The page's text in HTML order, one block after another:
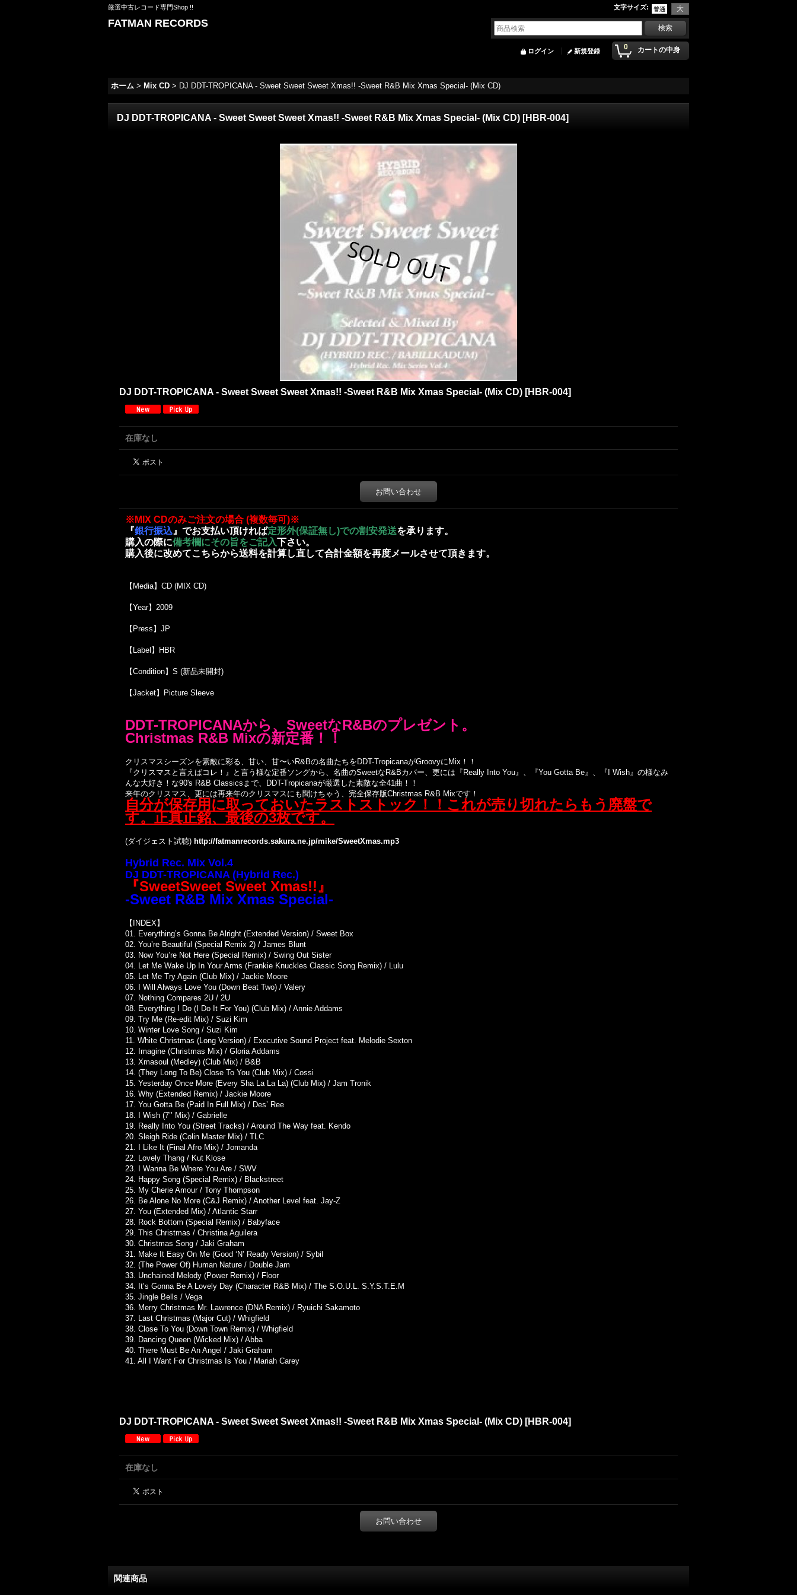
厳選中古レコード専門Shop !! 文字サイズ:
FATMAN RECORDS
0 カートの中身
ログイン 新規登録
ホーム > Mix CD > DJ DDT-TROPICANA - Sweet Sweet Sweet Xmas!! -Sweet R&B Mix Xmas Special- (Mix CD)
DJ DDT-TROPICANA - Sweet Sweet Sweet Xmas!! -Sweet R&B Mix Xmas Special- (Mix CD) [HBR-004]
DJ DDT-TROPICANA - Sweet Sweet Sweet Xmas!! -Sweet R&B Mix Xmas Special- (Mix CD) [HBR-004]
在庫なし
お問い合わせ
※MIX CDのみご注文の場合 (複数毎可)※
『銀行振込 』でお支払い頂ければ定形外(保証無し)での割安発送を承ります。
購入の際に備考欄にその旨をご記入下さい。
購入後に改めてこちらから送料を計算し直して合計金額を再度メールさせて頂きます。
【Media】CD (MIX CD)
【Year】2009
【Press】JP
【Label】HBR
【Condition】S (新品未開封)
【Jacket】Picture Sleeve
DDT-TROPICANAから、SweetなR&Bのプレゼント。
Christmas R&B Mixの新定番！！
クリスマスシーズンを素敵に彩る、甘い、甘〜いR&Bの名曲たちをDDT-TropicanaがGroovyにMix！！
『クリスマスと言えばコレ！』と言う様な定番ソングから、名曲のSweetなR&Bカバー、更には『Really Into You』、『You Gotta Be』、『I Wish』の様なみ
んな大好き！な90's R&B Classicsまで、DDT-Tropicanaが厳選した素敵な全41曲！！
来年のクリスマス、更には再来年のクリスマスにも聞けちゃう、完全保存版Christmas R&B Mixです！
自分が保存用に取っておいたラストストック！！これが売り切れたらもう廃盤で
す。正真正銘、最後の3枚です。
(ダイジェスト試聴) http://fatmanrecords.sakura.ne.jp/mike/SweetXmas.mp3
Hybrid Rec. Mix Vol.4
DJ DDT-TROPICANA (Hybrid Rec.)
『SweetSweet Sweet Xmas!!』
-Sweet R&B Mix Xmas Special-
【INDEX】
01. Everything’s Gonna Be Alright (Extended Version) / Sweet Box
02. You’re Beautiful (Special Remix 2) / James Blunt
03. Now You’re Not Here (Special Remix) / Swing Out Sister
04. Let Me Wake Up In Your Arms (Frankie Knuckles Classic Song Remix) / Lulu
05. Let Me Try Again (Club Mix) / Jackie Moore
06. I Will Always Love You (Down Beat Two) / Valery
07. Nothing Compares 2U / 2U
08. Everything I Do (I Do It For You) (Club Mix) / Annie Addams
09. Try Me (Re-edit Mix) / Suzi Kim
10. Winter Love Song / Suzi Kim
11. White Christmas (Long Version) / Executive Sound Project feat. Melodie Sexton
12. Imagine (Christmas Mix) / Gloria Addams
13. Xmasoul (Medley) (Club Mix) / B&B
14. (They Long To Be) Close To You (Club Mix) / Cossi
15. Yesterday Once More (Every Sha La La La) (Club Mix) / Jam Tronik
16. Why (Extended Remix) / Jackie Moore
17. You Gotta Be (Paid In Full Mix) / Des’ Ree
18. I Wish (7’’ Mix) / Gabrielle
19. Really Into You (Street Tracks) / Around The Way feat. Kendo
20. Sleigh Ride (Colin Master Mix) / TLC
21. I Like It (Final Afro Mix) / Jomanda
22. Lovely Thang / Kut Klose
23. I Wanna Be Where You Are / SWV
24. Happy Song (Special Remix) / Blackstreet
25. My Cherie Amour / Tony Thompson
26. Be Alone No More (C&J Remix) / Another Level feat. Jay-Z
27. You (Extended Mix) / Atlantic Starr
28. Rock Bottom (Special Remix) / Babyface
29. This Christmas / Christina Aguilera
30. Christmas Song / Jaki Graham
31. Make It Easy On Me (Good ‘N’ Ready Version) / Sybil
32. (The Power Of) Human Nature / Double Jam
33. Unchained Melody (Power Remix) / Floor
34. It’s Gonna Be A Lovely Day (Character R&B Mix) / The S.O.U.L. S.Y.S.T.E.M
35. Jingle Bells / Vega
36. Merry Christmas Mr. Lawrence (DNA Remix) / Ryuichi Sakamoto
37. Last Christmas (Major Cut) / Whigfield
38. Close To You (Down Town Remix) / Whigfield
39. Dancing Queen (Wicked Mix) / Abba
40. There Must Be An Angel / Jaki Graham
41. All I Want For Christmas Is You / Mariah Carey
DJ DDT-TROPICANA - Sweet Sweet Sweet Xmas!! -Sweet R&B Mix Xmas Special- (Mix CD) [HBR-004]
在庫なし
お問い合わせ
関連商品